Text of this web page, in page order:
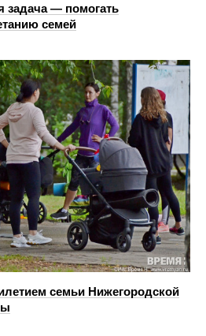
задача — помогать
семей
семьи Нижегородской